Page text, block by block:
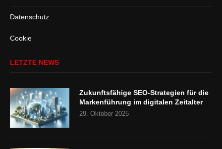
Datenschutz
Cookie
LETZTE NEWS
Zukunftsfähige SEO-Strategien für die
Markenführung im digitalen Zeitalter
29. Oktober 2025